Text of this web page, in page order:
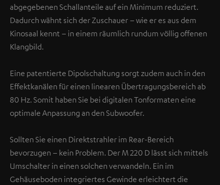
abgegebenen Schallanteile auf ein Minimum reduziert.
Dadurch wähnt sich der Zuschauer – wie er es aus dem
Kinosaal kennt – in einem räumlich rundum völlig offenen
Klangbild.
Eine patentierte Dipolschaltung sorgt zudem auch in den
Effektkanälen für einen linearen Übertragungsbereich ab
80 Hz. Somit haben Sie bei digitalen Tonformaten eine
optimale Anpassung an den Subwoofer.
Sollten Sie einen Direktstrahler im Rear-Bereich
bevorzugen – kein Problem. Der M 220 D lässt sich mittels
Umschalter in einen solchen verwandeln. Ein im
Gehäuseboden integriertes Gewinde erleichtert die